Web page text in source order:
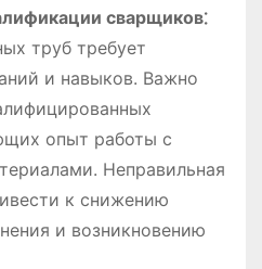
сварщиков⁚
труб требует
и навыков. Важно
опыт работы с
Неправильная
к снижению
и возникновению